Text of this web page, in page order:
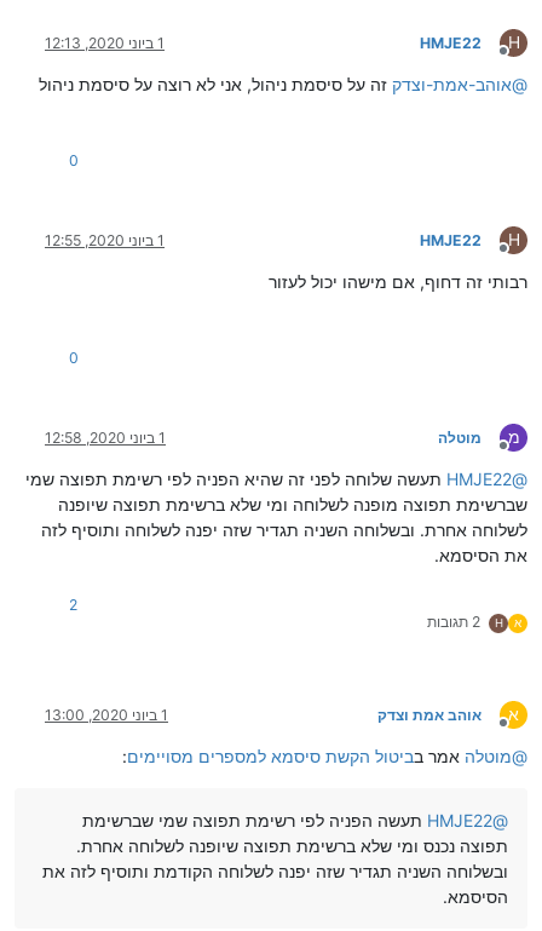
H
מנותק
HMJE22 1 ביוני 2020, 12:13
@אוהב-אמת-וצדק זה על סיסמת ניהול, אני לא רוצה על סיסמת ניהול
0
H
מנותק
HMJE22 1 ביוני 2020, 12:55
רבותי זה דחוף, אם מישהו יכול לעזור
0
מ
מנותק
מוטלה 1 ביוני 2020, 12:58
@
HMJE22 תעשה שלוחה לפני זה שהיא הפניה לפי רשימת תפוצה שמי
שברשימת תפוצה מופנה לשלוחה ומי שלא ברשימת תפוצה שיופנה
לשלוחה אחרת. ובשלוחה השניה תגדיר שזה יפנה לשלוחה ותוסיף לזה
את הסיסמא.
א H 2 תגובות
2
א
מנותק
אוהב אמת וצדק 1 ביוני 2020, 13:00
@מוטלה אמר בביטול הקשת סיסמא למספרים מסויימים:
@
HMJE22 תעשה הפניה לפי רשימת תפוצה שמי שברשימת
תפוצה נכנס ומי שלא ברשימת תפוצה שיופנה לשלוחה אחרת.
ובשלוחה השניה תגדיר שזה יפנה לשלוחה הקודמת ותוסיף לזה את
הסיסמא.